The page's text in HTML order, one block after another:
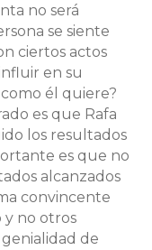
no será
se siente
ciertos actos
en su
él quiere?
es que Rafa
los resultados
es que no
alcanzados
convincente
y no otros
de